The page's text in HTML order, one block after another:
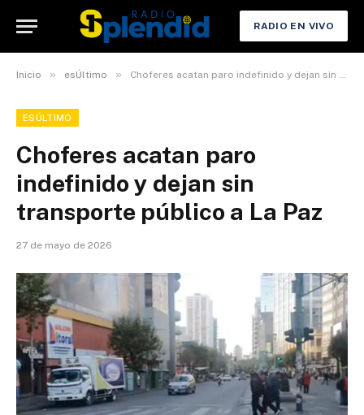
RADIO EN VIVO
Inicio » esÚltimo » Choferes acatan paro indefinido y dejan sin transporte público a La Paz
ESÚLTIMO
Choferes acatan paro
indefinido y dejan sin
transporte público a La Paz
27 de mayo de 2026